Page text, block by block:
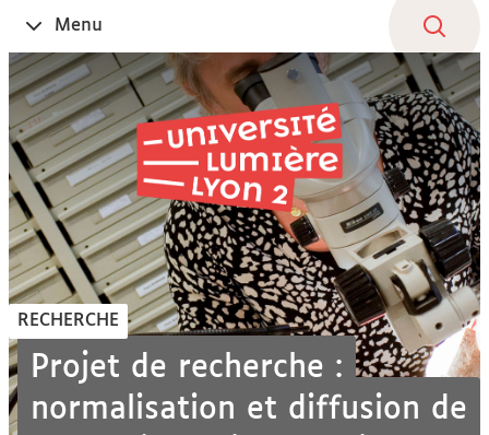
contenu
Ouvrir
le
Menu
RECHERCHE
Projet de recherche :
normalisation et diffusion de